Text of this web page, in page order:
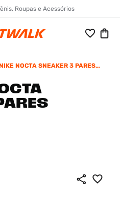
Roupas e Acessórios
NOCTA SNEAKER 3 PARES